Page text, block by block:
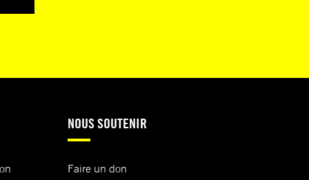
NOUS SOUTENIR
Faire un don